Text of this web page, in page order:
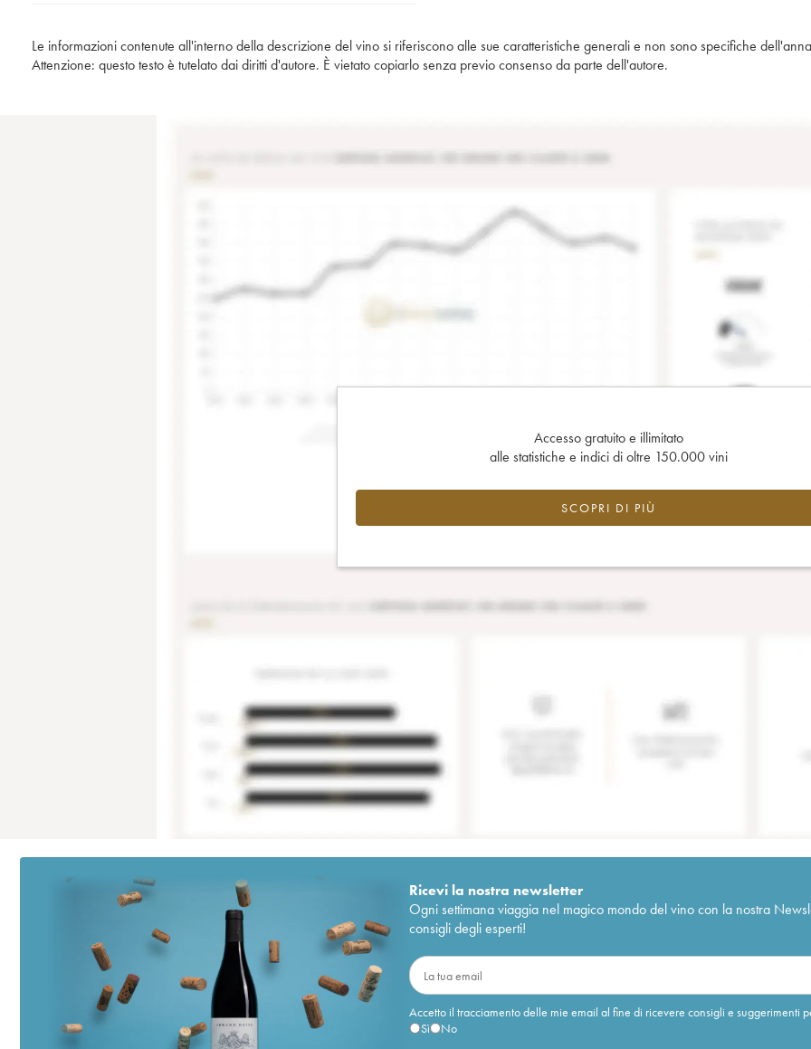
Le informazioni contenute all'interno della descrizione del vino si riferiscono alle sue caratteristiche generali e non sono specifiche
Attenzione: questo testo è tutelato dai diritti d'autore. È vietato copiarlo senza previo consenso da parte dell'autore.
Accesso gratuito e illimitato
alle statistiche e indici di oltre 150.000 vini
SCOPRI DI PIÙ
Ricevi la nostra newsletter
Ogni settimana viaggia nel magico mondo del vino con la nostra
consigli degli esperti!
Accetto il tracciamento delle mie email al fine di ricevere consigli e suggerimenti
Sì
No